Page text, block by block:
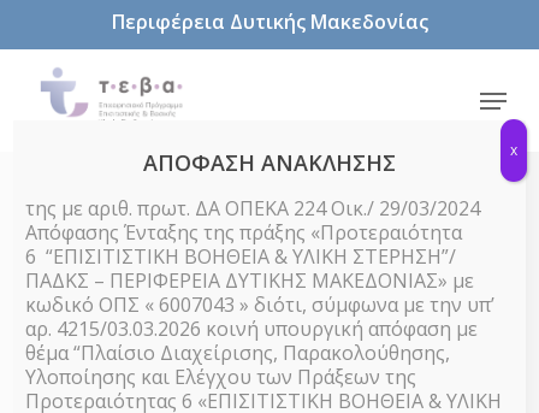
content
Περιφέρεια Δυτικής Μακεδονίας
Menu
Υπηρεσίες Ψυχοκοινωνικής
Στήριξης
Events Υπηρεσίες Ψυχοκοινωνικής Στήριξης
Events
There are no upcoming events.
ΑΠΟΦΑΣΗ ΑΝΑΚΛΗΣΗΣ
της με αριθ. πρωτ. ΔΑ ΟΠΕΚΑ 224 Οικ./ 29/03/2024
Απόφασης Ένταξης της πράξης «Προτεραιότητα
6 “ΕΠΙΣΙΤΙΣΤΙΚΗ ΒΟΗΘΕΙΑ & ΥΛΙΚΗ ΣΤΕΡΗΣΗ”/
ΠΑΔΚΣ – ΠΕΡΙΦΕΡΕΙΑ ΔΥΤΙΚΗΣ ΜΑΚΕΔΟΝΙΑΣ» με
κωδικό ΟΠΣ « 6007043 » διότι, σύμφωνα με την υπ’
αρ. 4215/03.03.2026 κοινή υπουργική απόφαση με
θέμα “Πλαίσιο Διαχείρισης, Παρακολούθησης,
Υλοποίησης και Ελέγχου των Πράξεων της
Προτεραιότητας 6 «ΕΠΙΣΙΤΙΣΤΙΚΗ ΒΟΗΘΕΙΑ & ΥΛΙΚΗ
x